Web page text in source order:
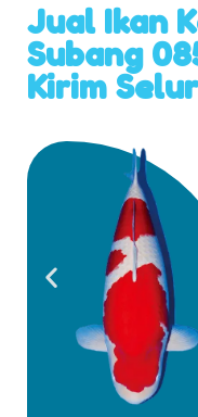
Jual Ikan
Subang
Kirim